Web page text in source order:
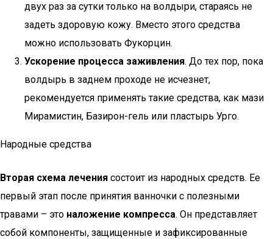
двух раз за сутки только на волдыри, стараясь не
задеть здоровую кожу. Вместо этого средства
можно использовать Фукорцин.
Ускорение процесса заживления. До тех пор, пока
волдырь в заднем проходе не исчезнет,
рекомендуется применять такие средства, как мази
Мирамистин, Базирон-гель или пластырь Урго.
Народные средства
Вторая схема лечения состоит из народных средств. Ее
первый этап после принятия ванночки с полезными
травами – это наложение компресса. Он представляет
собой компоненты, защищенные и зафиксированные